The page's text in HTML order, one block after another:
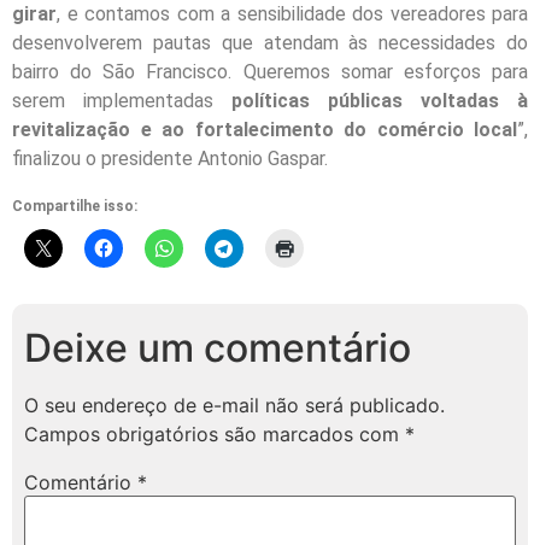
girar, e contamos com a sensibilidade dos vereadores para
desenvolverem pautas que atendam às necessidades do
bairro do São Francisco. Queremos somar esforços para
serem implementadas políticas públicas voltadas à
revitalização e ao fortalecimento do comércio local”,
finalizou o presidente Antonio Gaspar.
Compartilhe isso:
Deixe um comentário
O seu endereço de e-mail não será publicado.
Campos obrigatórios são marcados com *
Comentário *